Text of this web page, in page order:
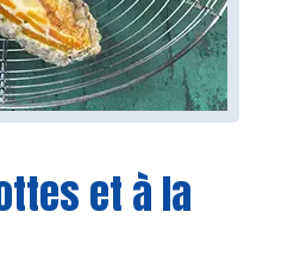
et à la